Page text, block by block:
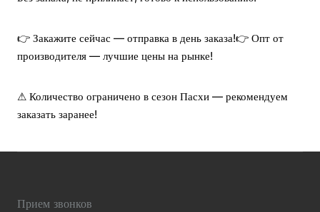
👉 Закажите сейчас — отправка в день заказа!👉 Опт от
производителя — лучшие цены на рынке!
⚠ Количество ограничено в сезон Пасхи — рекомендуем
заказать заранее!
Прием звонков